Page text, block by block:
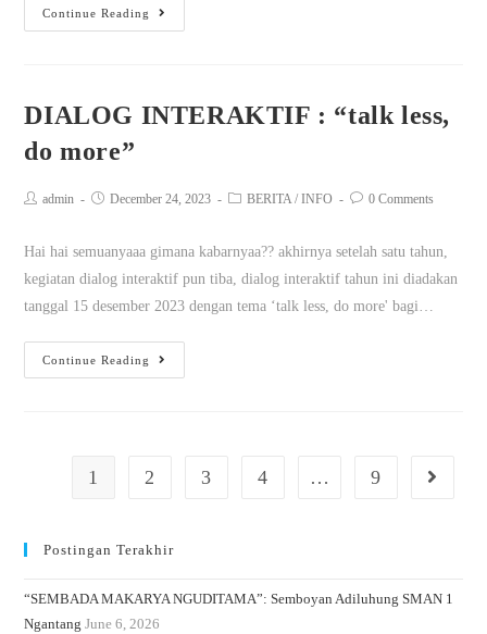
Continue Reading
DIALOG INTERAKTIF : “talk less,
do more”
admin December 24, 2023 BERITA / INFO 0 Comments
Hai hai semuanyaaa gimana kabarnyaa?? akhirnya setelah satu tahun,
kegiatan dialog interaktif pun tiba, dialog interaktif tahun ini diadakan
tanggal 15 desember 2023 dengan tema ‘talk less, do more' bagi…
Continue Reading
1 2 3 4 … 9
Postingan Terakhir
“SEMBADA MAKARYA NGUDITAMA”: Semboyan Adiluhung SMAN 1
Ngantang June 6, 2026